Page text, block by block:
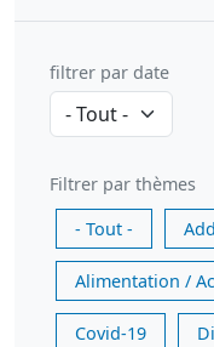
filtrer par date
Filtrer par thèmes
- Tout -
Alimentation /
Covid-19